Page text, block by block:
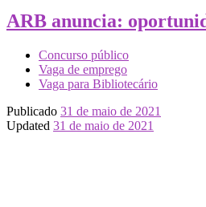
ARB anuncia:
Concurso público
Vaga de emprego
Vaga para Bibliotecário
Publicado 31 de maio de 2021
Updated 31 de maio de 2021